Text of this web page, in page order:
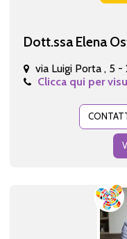
Dott.ssa Elena
via Luigi Porta , 5 -
Clicca qui per